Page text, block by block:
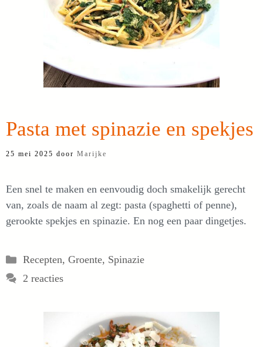
Pasta met spinazie en spekjes
25 mei 2025 door Marijke
Een snel te maken en eenvoudig doch smakelijk gerecht
van, zoals de naam al zegt: pasta (spaghetti of penne),
gerookte spekjes en spinazie. En nog een paar dingetjes.
Categorieën
Recepten, Groente, Spinazie
2 reacties